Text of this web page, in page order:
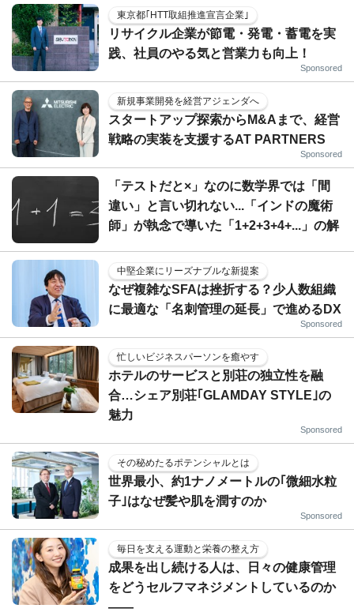
東京都｢HTT取組推進宣言企業｣
リサイクル企業が節電・発電・蓄電を実
践、社員のやる気と営業力も向上！
Sponsored
新規事業開発を経営アジェンダへ
スタートアップ探索からM&Aまで、経営
戦略の実装を支援するAT PARTNERS
Sponsored
「テストだと×」なのに数学界では「間
違い」と言い切れない...「インドの魔術
師」が執念で導いた「1+2+3+4+...」の解
中堅企業にリーズナブルな新提案
なぜ複雑なSFAは挫折する？少人数組織
に最適な「名刺管理の延長」で進めるDX
Sponsored
忙しいビジネスパーソンを癒やす
ホテルのサービスと別荘の独立性を融
合…シェア別荘｢GLAMDAY STYLE｣の
魅力
Sponsored
その秘めたるポテンシャルとは
世界最小、約1ナノメートルの｢微細水粒
子｣はなぜ髪や肌を潤すのか
Sponsored
毎日を支える運動と栄養の整え方
成果を出し続ける人は、日々の健康管理
をどうセルフマネジメントしているのか
——